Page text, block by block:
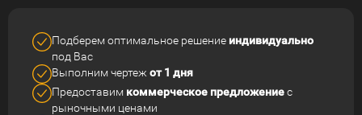
Подберем оптимальное решение индивидуально
под Вас
Выполним чертеж от 1 дня
Предоставим коммерческое предложениес
рыночными ценами